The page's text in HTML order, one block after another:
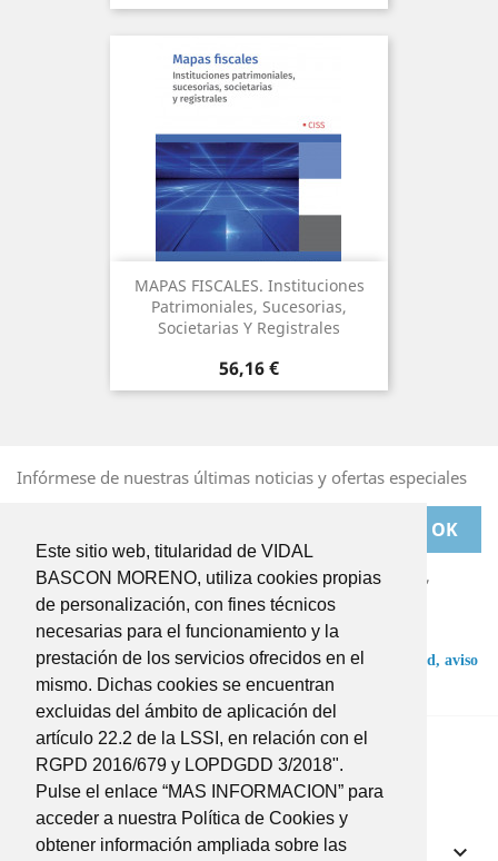
Este sitio web, titularidad de VIDAL
BASCON MORENO, utiliza cookies propias
de personalización, con fines técnicos
necesarias para el funcionamiento y la
prestación de los servicios ofrecidos en el
mismo. Dichas cookies se encuentran
excluidas del ámbito de aplicación del
artículo 22.2 de la LSSI, en relación con el
RGPD 2016/679 y LOPDGDD 3/2018".
Pulse el enlace “MAS INFORMACION” para
acceder a nuestra Política de Cookies y
obtener información ampliada sobre las
MAPAS FISCALES. Instituciones
Patrimoniales, Sucesorias,
Societarias Y Registrales
Precio
56,16 €
Infórmese de nuestras últimas noticias y ofertas especiales
Puede darse de baja en cualquier momento. Para ello,
deberá dirigirse a
BASCONMORENO@BASCONMORENO.COM
He leído y acepto las condiciones de lapolítica de privacidad, aviso
legalytérminos y condiciones.
TwitterInstagram
Productos 